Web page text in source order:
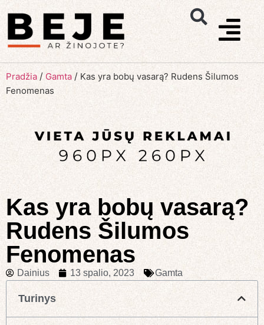
Pradžia / Gamta / Kas yra bobų vasarą? Rudens Šilumos
Fenomenas
Kas yra bobų vasarą?
Rudens Šilumos
Fenomenas
Dainius 13 spalio, 2023 Gamta
Turinys